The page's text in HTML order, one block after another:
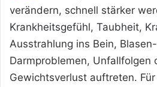
verändern, schnell stärker
Krankheitsgefühl, Taubheit,
Ausstrahlung ins Bein,
Darmproblemen, Unfallfolgen
Gewichtsverlust auftreten.